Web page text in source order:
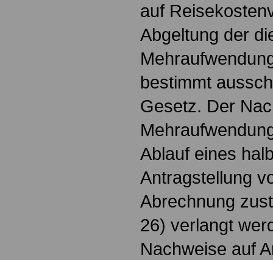
auf
Abgeltung der
bestimmt
Gesetz. Der
Ablauf eines
Antragstellung
Abrechnung
26) verlangt
Nachweise auf